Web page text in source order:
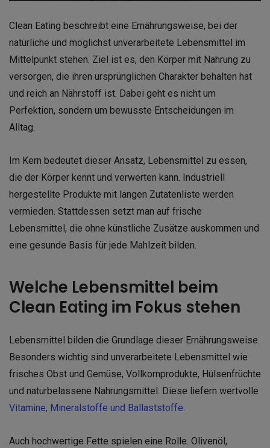
Clean Eating beschreibt eine Ernährungsweise, bei der
natürliche und möglichst unverarbeitete Lebensmittel im
Mittelpunkt stehen. Ziel ist es, den Körper mit Nahrung zu
versorgen, die ihren ursprünglichen Charakter behalten hat
und reich an Nährstoff ist. Dabei geht es nicht um
Perfektion, sondern um bewusste Entscheidungen im
Alltag.
Im Kern bedeutet dieser Ansatz, Lebensmittel zu essen,
die der Körper kennt und verwerten kann. Industriell
hergestellte Produkte mit langen Zutatenliste werden
vermieden. Stattdessen setzt man auf frische
Lebensmittel, die ohne künstliche Zusätze auskommen und
eine gesunde Basis für jede Mahlzeit bilden.
Welche Lebensmittel beim
Clean Eating im Fokus stehen
Lebensmittel bilden die Grundlage dieser Ernährungsweise.
Besonders wichtig sind unverarbeitete Lebensmittel wie
frisches Obst und Gemüse, Vollkornprodukte, Hülsenfrüchte
und naturbelassene Nahrungsmittel. Diese liefern wertvolle
Vitamine, Mineralstoffe und Ballaststoffe.
Auch hochwertige Fette spielen eine Rolle. Olivenöl,